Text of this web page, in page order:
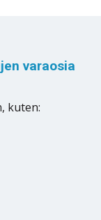
varaosia
kuten: